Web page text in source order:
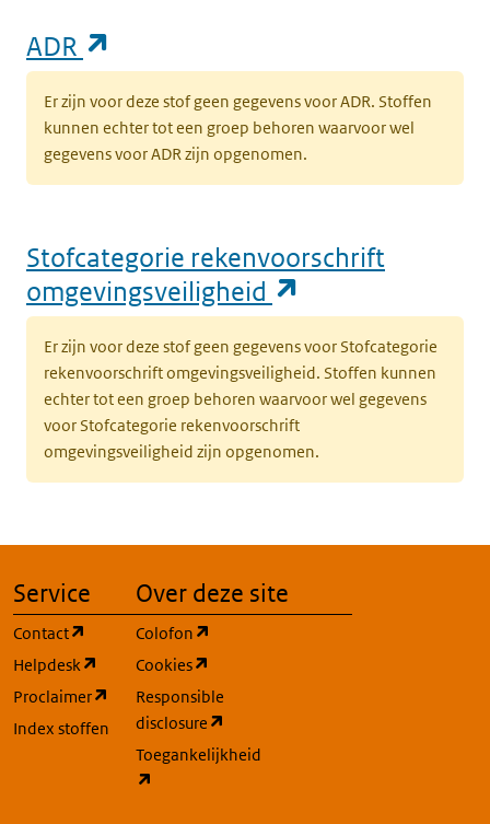
ADR
Er zijn voor deze stof geen gegevens voor ADR. Stoffen
kunnen echter tot een groep behoren waarvoor wel
gegevens voor ADR zijn opgenomen.
Stofcategorie rekenvoorschrift
omgevingsveiligheid
Er zijn voor deze stof geen gegevens voor Stofcategorie
rekenvoorschrift omgevingsveiligheid. Stoffen kunnen
echter tot een groep behoren waarvoor wel gegevens
voor Stofcategorie rekenvoorschrift
omgevingsveiligheid zijn opgenomen.
Service
Contact
(opent in een nieuw tabblad)
Helpdesk
(opent in een nieuw tabblad)
Proclaimer
(opent in een nieuw tabblad)
Index stoffen
Over deze site
Colofon
Cookies
Responsible
disclosure
Toegankelijkheid